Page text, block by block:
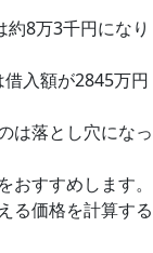
8万3千円になり
入額が2845万円
は落とし穴になっ
すすめします。
る価格を計算する